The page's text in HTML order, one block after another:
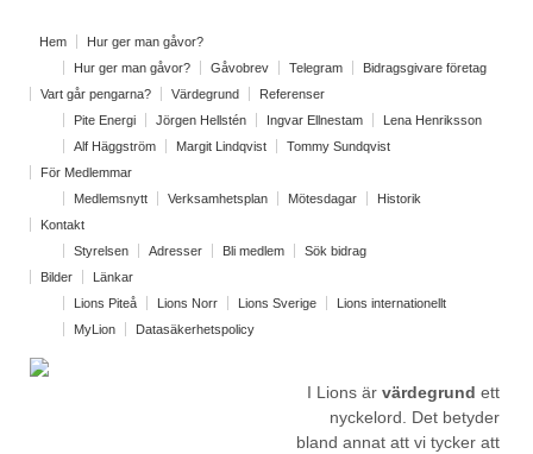
Hem
Hur ger man gåvor?
Hur ger man gåvor?
Gåvobrev Telegram
Bidragsgivare företag
Vart går pengarna?
Värdegrund
Referenser
Pite Energi
Jörgen Hellstén Ingvar Ellnestam
Lena Henriksson
Alf Häggström
Margit Lindqvist
Tommy Sundqvist
För Medlemmar
Medlemsnytt
Verksamhetsplan Mötesdagar
Historik
Kontakt
Styrelsen
Adresser Bli medlem
Sök bidrag
Bilder
Länkar
Lions Piteå
Lions Norr Lions Sverige
Lions internationellt
MyLion
Datasäkerhetspolicy
I Lions är värdegrund ett
nyckelord. Det betyder
bland annat att vi tycker att